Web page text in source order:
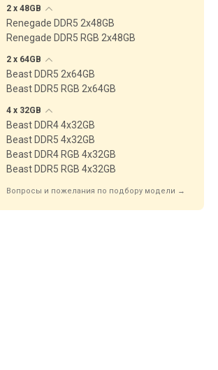
2 x 48GB
Renegade DDR5 2x48GB
Renegade DDR5 RGB 2x48GB
2 x 64GB
Beast DDR5 2x64GB
Beast DDR5 RGB 2x64GB
4 x 32GB
Beast DDR4 4x32GB
Beast DDR5 4x32GB
Beast DDR4 RGB 4x32GB
Beast DDR5 RGB 4x32GB
Вопросы и пожелания по подбору модели →